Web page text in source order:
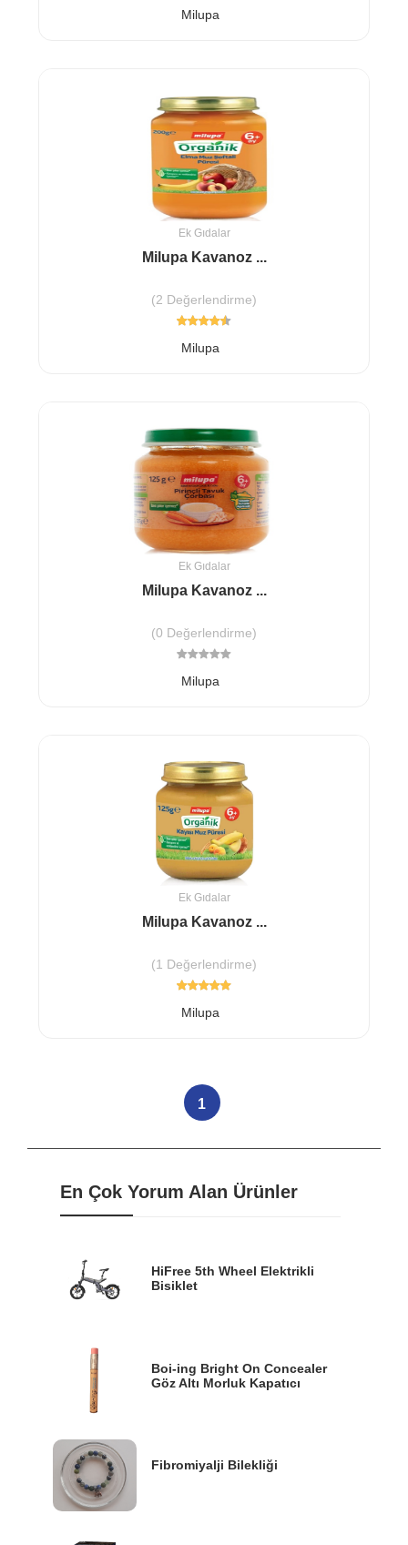
Milupa
Ek Gıdalar
Milupa Kavanoz ...
(2 Değerlendirme)
Milupa
Ek Gıdalar
Milupa Kavanoz ...
(0 Değerlendirme)
Milupa
Ek Gıdalar
Milupa Kavanoz ...
(1 Değerlendirme)
Milupa
1
En Çok Yorum Alan Ürünler
HiFree 5th Wheel Elektrikli
Bisiklet
Boi-ing Bright On Concealer
Göz Altı Morluk Kapatıcı
Fibromiyalji Bilekliği